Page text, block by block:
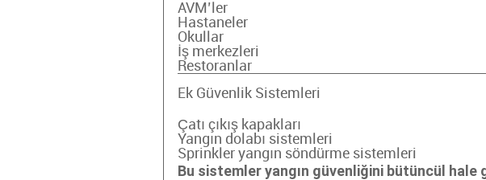
AVM’ler
Hastaneler
Okullar
İş merkezleri
Restoranlar
Ek Güvenlik Sistemleri
Çatı çıkış kapakları
Yangın dolabı sistemleri
Sprinkler yangın söndürme sistemleri
Bu sistemler yangın güvenliğini bütüncül hale